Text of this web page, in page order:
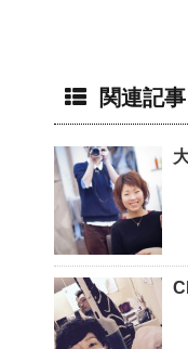
関連記事